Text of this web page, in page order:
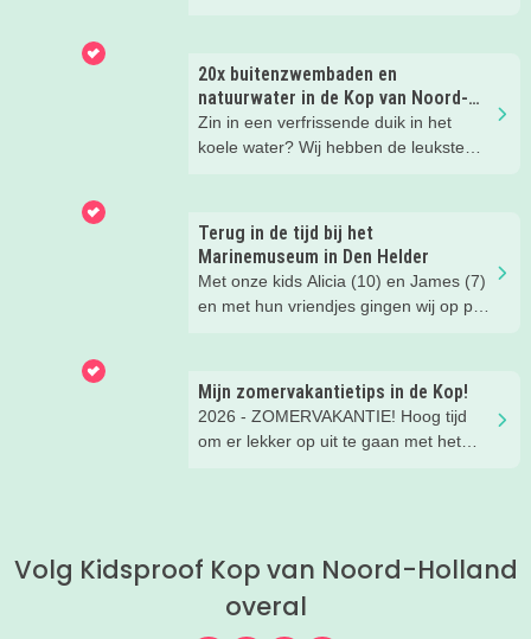
ondergrond van zachte gras, fijn zand,
houtsnippers, dikke takken. Vooral
kinderen worden hier heel blij van.
Kriebelende grassprietjes, blubber,
verkoelend water, stevige stenen en
20x buitenzwembaden en
natuurwater in de Kop van Noord-
Holland!
Zin in een verfrissende duik in het
koele water? Wij hebben de leukste
plonsen maar! (foto: Zwembad
Waarland - voor aanleg van de
glijbaan)
Terug in de tijd bij het
Marinemuseum in Den Helder
Met onze kids Alicia (10) en James (7)
en met hun vriendjes gingen wij op pad
geloof ons: dit is echt zo’n plek waar je
makkelijk een paar uur zoet bent!
Mijn zomervakantietips in de Kop!
2026 - ZOMERVAKANTIE! Hoog tijd
om er lekker op uit te gaan met het
natuurspeelpark? Lees snel verder
voor de leukste, zomerse uitjes in de
Kop van Noord-Holland!
Volg Kidsproof Kop van Noord-Holland
overal